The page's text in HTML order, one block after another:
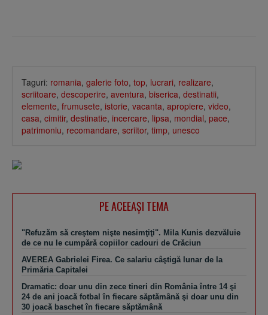
Taguri: romania, galerie foto, top, lucrari, realizare,
scriitoare, descoperire, aventura, biserica, destinatii,
elemente, frumusete, istorie, vacanta, apropiere, video,
casa, cimitir, destinatie, incercare, lipsa, mondial, pace,
patrimoniu, recomandare, scriitor, timp, unesco
PE ACEEAŞI TEMA
"Refuzăm să creştem nişte nesimţiţi". Mila Kunis dezvăluie
de ce nu le cumpără copiilor cadouri de Crăciun
AVEREA Gabrielei Firea. Ce salariu câştigă lunar de la
Primăria Capitalei
Dramatic: doar unu din zece tineri din România între 14 şi
24 de ani joacă fotbal în fiecare săptămână şi doar unu din
30 joacă baschet în fiecare săptămână